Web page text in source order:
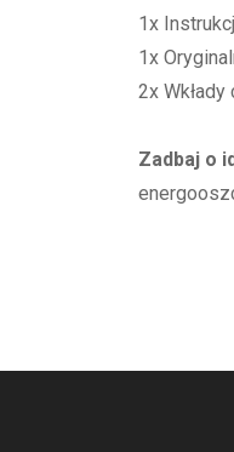
1x
1x
2x Wkłady
Zadbaj o